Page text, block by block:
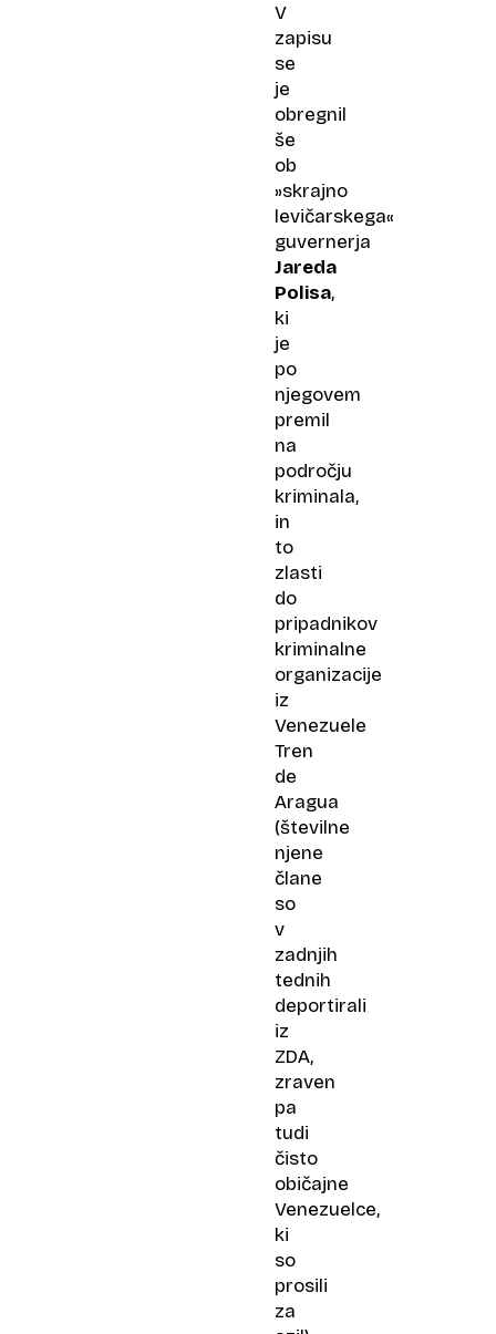
V
zapisu
se
je
obregnil
še
ob
»skrajno
levičarskega«
guvernerja
Jareda
Polisa,
ki
je
po
njegovem
premil
na
področju
kriminala,
in
to
zlasti
do
pripadnikov
kriminalne
organizacije
iz
Venezuele
Tren
de
Aragua
(številne
njene
člane
so
v
zadnjih
tednih
deportirali
iz
ZDA,
zraven
pa
tudi
čisto
običajne
Venezuelce,
ki
so
prosili
za